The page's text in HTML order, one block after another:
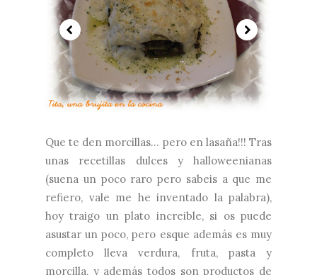
Que te den morcillas... pero en lasaña!!! Tras
unas recetillas dulces y halloweenianas
(suena un poco raro pero sabeis a que me
refiero, vale me he inventado la palabra),
hoy traigo un plato increible, si os puede
asustar un poco, pero esque además es muy
completo lleva verdura, fruta, pasta y
morcilla, y además todos son productos de